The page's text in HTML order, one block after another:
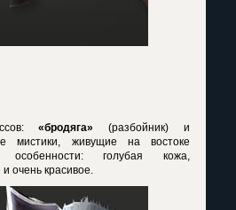
«бродяга»
(разбойник) и
мистики, живущие на востоке
голубая кожа,
очень красивое.